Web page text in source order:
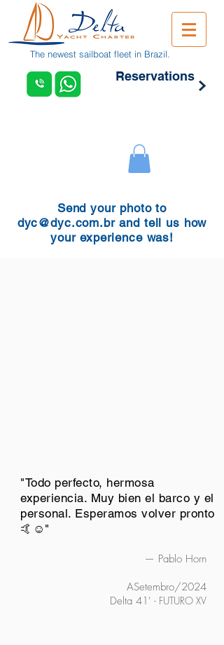
The newest sailboat fleet in Brazil.
Reservations
Send your photo to
dyc@dyc.com.brand tell us how
your experience was!
"Todo perfecto, hermosa
experiencia. Muy bien el barco y el
personal. Esperamos volver pronto
🤙☺️"
— Pablo Horn
ASetembro/2024
Delta 41' - FUTURO XV